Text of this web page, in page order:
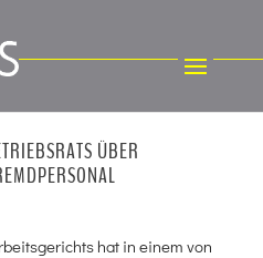
ÜBER
hat in einem von